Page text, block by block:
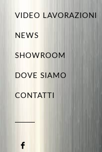
VIDEO LAVORAZIONI
NEWS
SHOWROOM
DOVE SIAMO
CONTATTI